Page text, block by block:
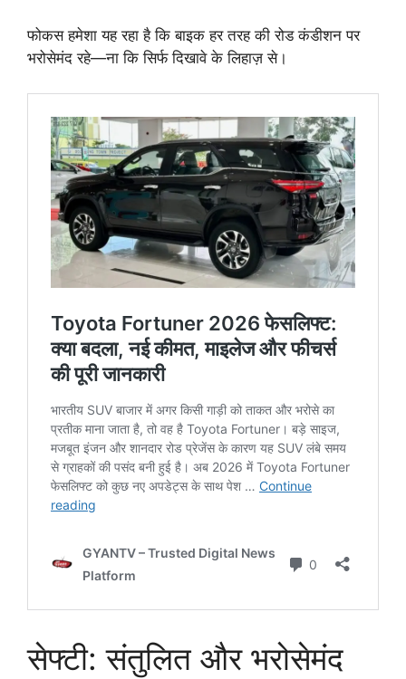
फोकस हमेशा यह रहा है कि बाइक हर तरह की रोड कंडीशन पर
भरोसेमंद रहे—ना कि सिर्फ दिखावे के लिहाज़ से।
सेफ्टी: संतुलित और भरोसेमंद